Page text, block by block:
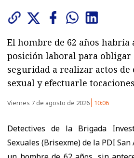
El hombre de 62 años habría
posición laboral para obligar
seguridad a realizar actos de
sexual y efectuarle
Viernes 7 de agosto de 2026 10:06
Detectives de la Brigada
Sexuales (Brisexme) de la PDI